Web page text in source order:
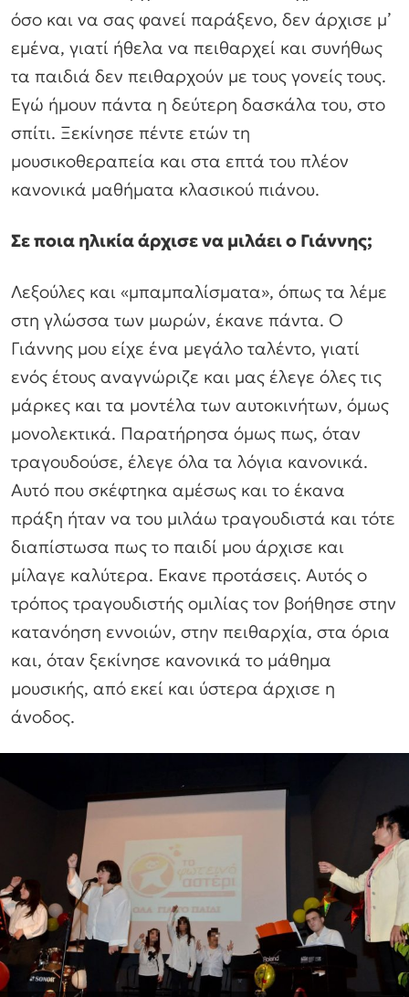
όσο και να σας φανεί παράξενο, δεν άρχισε μ’
εμένα, γιατί ήθελα να πειθαρχεί και συνήθως
τα παιδιά δεν πειθαρχούν με τους γονείς τους.
Εγώ ήμουν πάντα η δεύτερη δασκάλα του, στο
σπίτι. Ξεκίνησε πέντε ετών τη
μουσικοθεραπεία και στα επτά του πλέον
κανονικά μαθήματα κλασικού πιάνου.
Σε ποια ηλικία άρχισε να μιλάει ο Γιάννης;
Λεξούλες και «μπαμπαλίσματα», όπως τα λέμε
στη γλώσσα των μωρών, έκανε πάντα. Ο
Γιάννης μου είχε ένα μεγάλο ταλέντο, γιατί
ενός έτους αναγνώριζε και μας έλεγε όλες τις
μάρκες και τα μοντέλα των αυτοκινήτων, όμως
μονολεκτικά. Παρατήρησα όμως πως, όταν
τραγουδούσε, έλεγε όλα τα λόγια κανονικά.
Αυτό που σκέφτηκα αμέσως και το έκανα
πράξη ήταν να του μιλάω τραγουδιστά και τότε
διαπίστωσα πως το παιδί μου άρχισε και
μίλαγε καλύτερα. Εκανε προτάσεις. Αυτός ο
τρόπος τραγουδιστής ομιλίας τον βοήθησε στην
κατανόηση εννοιών, στην πειθαρχία, στα όρια
και, όταν ξεκίνησε κανονικά το μάθημα
μουσικής, από εκεί και ύστερα άρχισε η
άνοδος.